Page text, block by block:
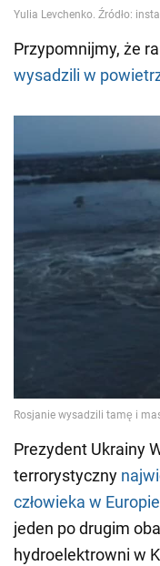
Przypomnijmy, że
wysadzili w
Prezydent Ukrainy
terrorystyczny
człowieka w
jeden po drugim
hydroelektrowni w